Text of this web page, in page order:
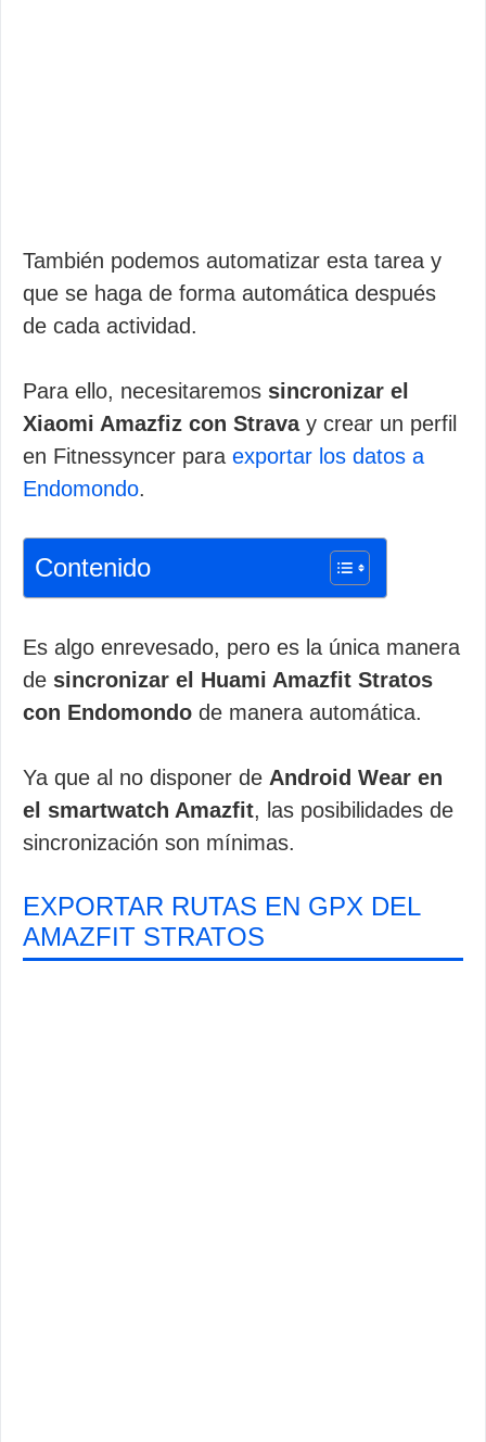
También podemos automatizar esta tarea y
que se haga de forma automática después
de cada actividad.
Para ello, necesitaremos sincronizar el
Xiaomi Amazfiz con Stravay crear un perfil
en Fitnessyncer para exportar los datos a
Endomondo.
Contenido
Es algo enrevesado, pero es la única manera
de sincronizar el Huami Amazfit Stratos
con Endomondo de manera automática.
Ya que al no disponer de Android Wear en
el smartwatch Amazfit, las posibilidades de
sincronización son mínimas.
EXPORTAR RUTAS EN GPX DEL
AMAZFIT STRATOS